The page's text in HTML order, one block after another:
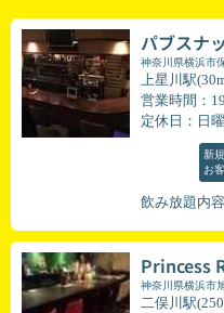
パブス
神奈川県横浜市
上星川駅
営業時間：
定休日：日
新
お
飲み放題内
Princess
神奈川県横浜市
二俣川駅